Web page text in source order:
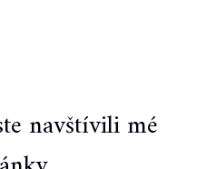
navštívili mé